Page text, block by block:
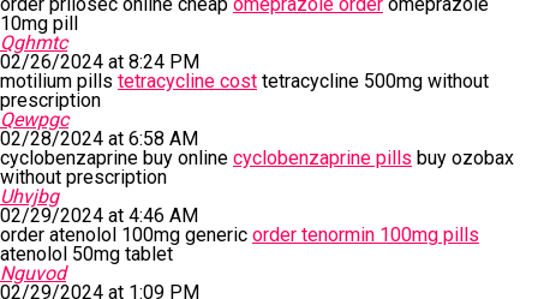
10mg pill
Qghmtc
02/26/2024 at 8:24 PM
motilium pills tetracycline cost tetracycline 500mg without
prescription
Qewpgc
02/28/2024 at 6:58 AM
cyclobenzaprine buy online cyclobenzaprine pills buy ozobax
without prescription
Uhvjbg
02/29/2024 at 4:46 AM
order atenolol 100mg generic order tenormin 100mg pills
atenolol 50mg tablet
Nguvod
02/29/2024 at 1:09 PM